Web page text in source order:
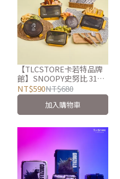
【TLCSTORE卡若特品牌
館】SNOOPY史努比 316
不鏽鋼便當盒
NT$590NT$680
加入購物車